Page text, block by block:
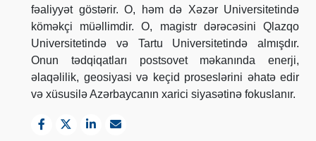
fəaliyyət göstərir. O, həm də Xəzər Universitetində
köməkçi müəllimdir. O, magistr dərəcəsini Qlazqo
Universitetində və Tartu Universitetində almışdır.
Onun tədqiqatları postsovet məkanında enerji,
əlaqəlilik, geosiyasi və keçid proseslərini əhatə edir
və xüsusilə Azərbaycanın xarici siyasətinə fokuslanır.